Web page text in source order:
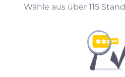
Wähle aus über 115